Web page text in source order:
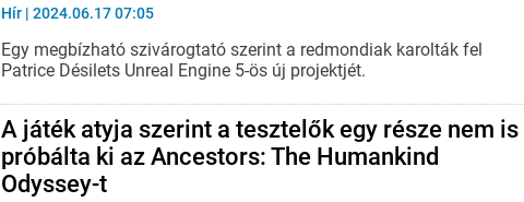
Hír | 2024.06.17 07:05
Egy megbízható szivárogtató szerint a redmondiak karolták fel
Patrice Désilets Unreal Engine 5-ös új projektjét.
A játék atyja szerint a tesztelők egy része nem is
próbálta ki az Ancestors: The Humankind
Odyssey-t